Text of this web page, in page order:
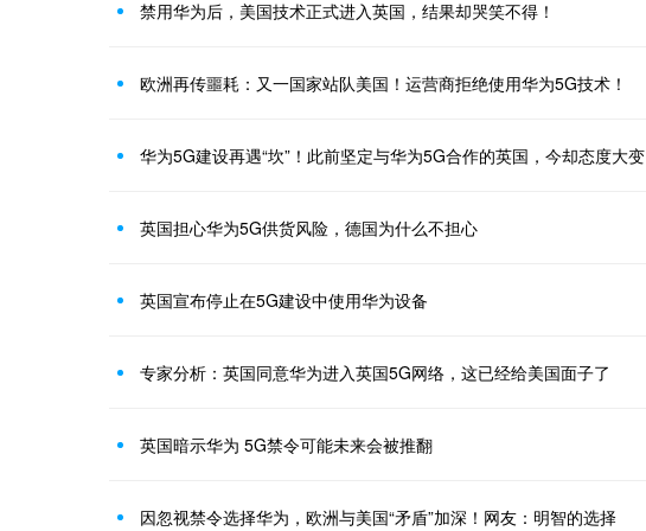
禁用华为后，美国技术正式进入英国，结果却哭笑不得！
欧洲再传噩耗：又一国家站队美国！运营商拒绝使用华为5G技术！
华为5G建设再遇“坎”！此前坚定与华为5G合作的英国，今却态度大变
英国担心华为5G供货风险，德国为什么不担心
英国宣布停止在5G建设中使用华为设备
专家分析：英国同意华为进入英国5G网络，这已经给美国面子了
英国暗示华为 5G禁令可能未来会被推翻
因忽视禁令选择华为，欧洲与美国“矛盾”加深！网友：明智的选择